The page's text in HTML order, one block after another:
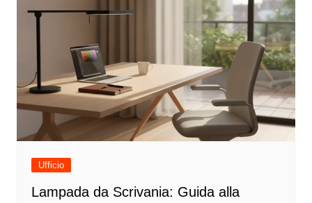
Ufficio
Lampada da Scrivania: Guida alla